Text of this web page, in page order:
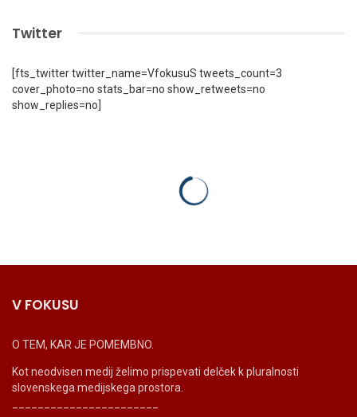
Twitter
[fts_twitter twitter_name=VfokusuS tweets_count=3
cover_photo=no stats_bar=no show_retweets=no
show_replies=no]
V FOKUSU
O TEM, KAR JE POMEMBNO.
Kot neodvisen medij želimo prispevati delček k pluralnosti
slovenskega medijskega prostora.